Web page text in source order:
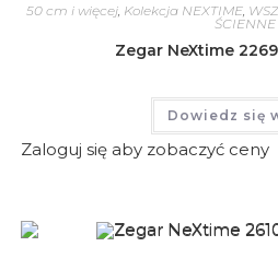
50 cm i więcej, Kolekcja NEXTIME,
ŚCIENNE
Zegar NeXtime
Dowiedz się
Zaloguj się aby zobaczyć ceny